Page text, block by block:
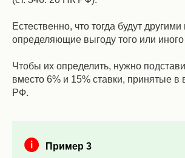
Естественно, что тогда будут
определяющие выгоду того или
Чтобы их определить, нужно
вместо 6% и 15% ставки, принятые в
РФ.
Пример 3